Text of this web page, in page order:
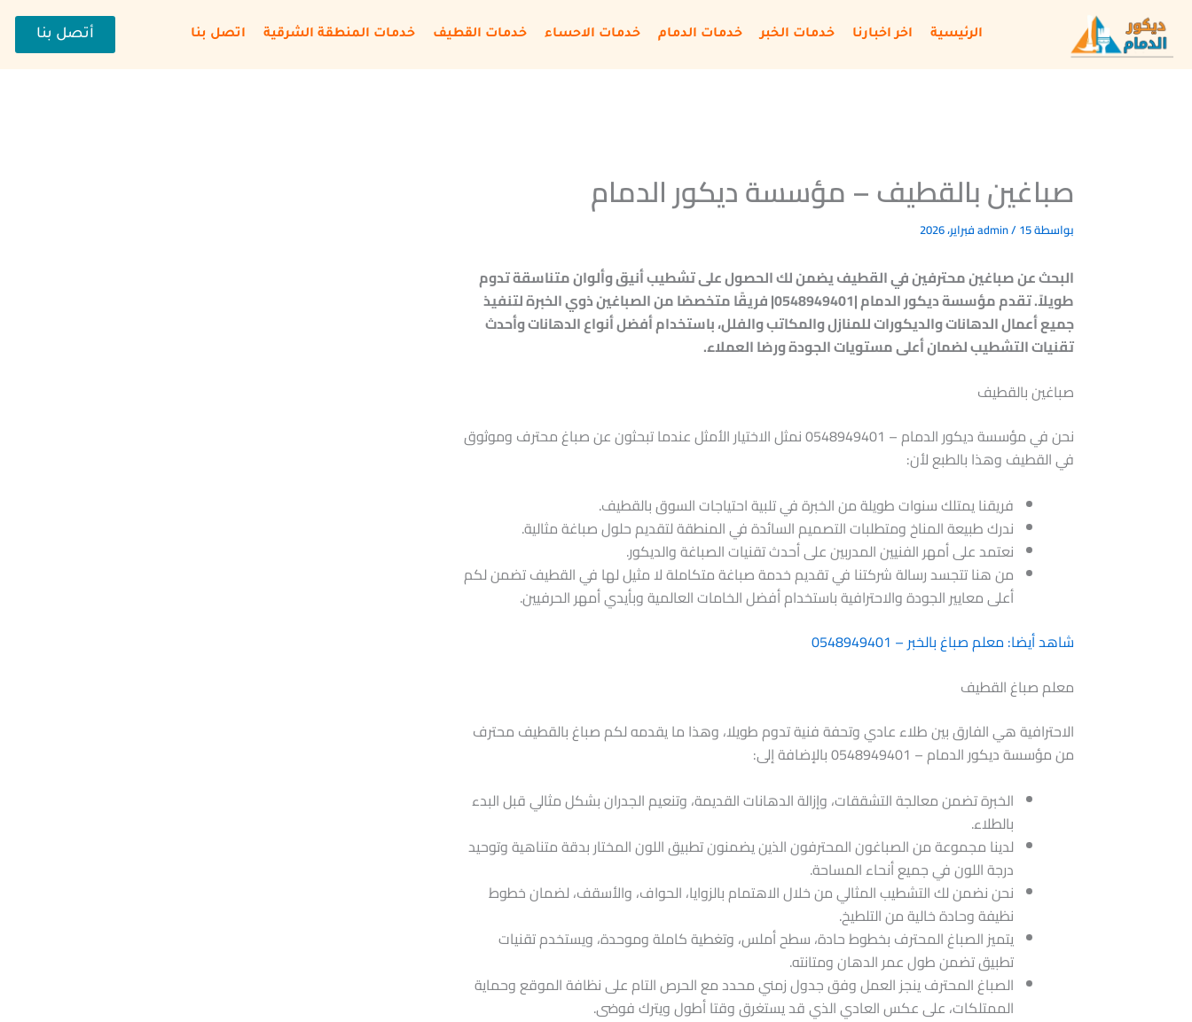
المحتوى
الرئيسية اخر اخبارنا خدمات الخبر خدمات الدمام خدمات الاحساء خدمات القطيف خدمات المنطقة الشرقية اتصل بنا أتصل بنا
صباغين بالقطيف – مؤسسة ديكور الدمام
بواسطة admin/ 15 فبراير، 2026
البحث عن صباغين محترفين في القطيف يضمن لك الحصول على تشطيب أنيق وألوان متناسقة تدوم
طويلاً. تقدم مؤسسة ديكور الدمام |0548949401| فريقًا متخصصًا من الصباغين ذوي الخبرة لتنفيذ
جميع أعمال الدهانات والديكورات للمنازل والمكاتب والفلل، باستخدام أفضل أنواع الدهانات وأحدث
تقنيات التشطيب لضمان أعلى مستويات الجودة ورضا العملاء.
صباغين بالقطيف
​نحن في مؤسسة ديكور الدمام – 0548949401 نمثل الاختيار الأمثل عندما تبحثون عن صباغ محترف وموثوق
في القطيف وهذا بالطبع لأن:
فريقنا يمتلك سنوات طويلة من الخبرة في تلبية احتياجات السوق بالقطيف.
ندرك طبيعة المناخ ومتطلبات التصميم السائدة في المنطقة لتقديم حلول صباغة مثالية.
نعتمد على أمهر الفنيين المدربين على أحدث تقنيات الصباغة والديكور.
من هنا تتجسد رسالة شركتنا في تقديم خدمة صباغة متكاملة لا مثيل لها في القطيف تضمن لكم
أعلى معايير الجودة والاحترافية باستخدام أفضل الخامات العالمية وبأيدي أمهر الحرفيين.
شاهد أيضا: معلم صباغ بالخبر – 0548949401
معلم صباغ القطيف
​الاحترافية هي الفارق بين طلاء عادي وتحفة فنية تدوم طويلا، وهذا ما يقدمه لكم صباغ بالقطيف محترف
من مؤسسة ديكور الدمام – 0548949401 بالإضافة إلى:
الخبرة تضمن معالجة التشققات، وإزالة الدهانات القديمة، وتنعيم الجدران بشكل مثالي قبل البدء
بالطلاء.
لدينا مجموعة من الصباغون المحترفون الذين يضمنون تطبيق اللون المختار بدقة متناهية وتوحيد
درجة اللون في جميع أنحاء المساحة.
نحن نضمن لك التشطيب المثالي من خلال الاهتمام بالزوايا، الحواف، والأسقف، لضمان خطوط
نظيفة وحادة خالية من التلطيخ.
يتميز الصباغ المحترف بخطوط حادة، سطح أملس، وتغطية كاملة وموحدة، ويستخدم تقنيات
تطبيق تضمن طول عمر الدهان ومتانته.
الصباغ المحترف ينجز العمل وفق جدول زمني محدد مع الحرص التام على نظافة الموقع وحماية
الممتلكات، على عكس العادي الذي قد يستغرق وقتا أطول ويترك فوضى.